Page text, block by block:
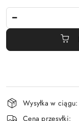
Dostępność
i
Wysyłka w ciągu:
Cena przesyłki: